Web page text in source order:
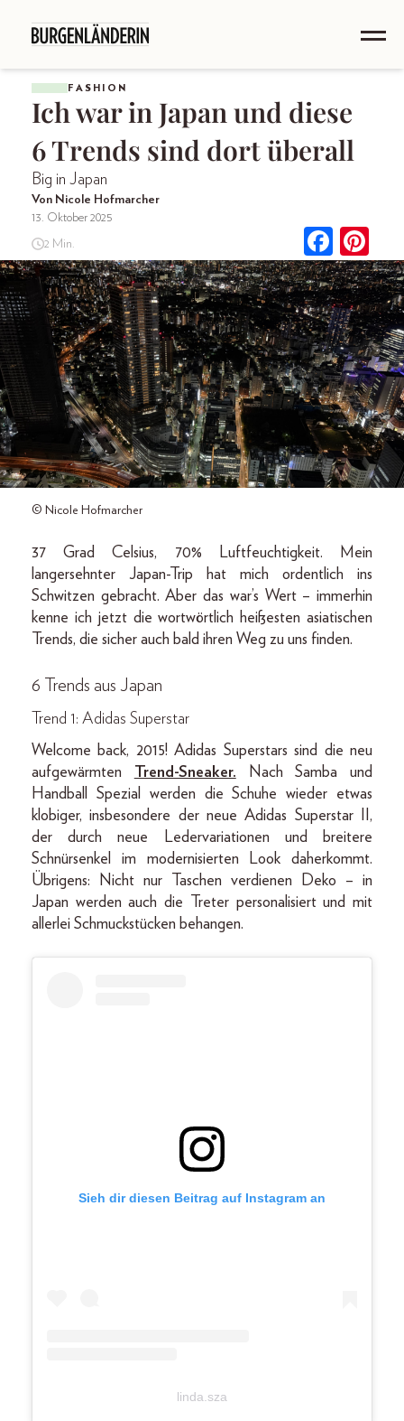
FASHION
Ich war in Japan und diese
6 Trends sind dort überall
Big in Japan
Von Nicole Hofmarcher
13. Oktober 2025
2 Min.
© Nicole Hofmarcher
37 Grad Celsius, 70% Luftfeuchtigkeit. Mein
langersehnter Japan-Trip hat mich ordentlich ins
Schwitzen gebracht. Aber das war’s Wert – immerhin
kenne ich jetzt die wortwörtlich heißesten asiatischen
Trends, die sicher auch bald ihren Weg zu uns finden.
6 Trends aus Japan
Trend 1: Adidas Superstar
Welcome back, 2015! Adidas Superstars sind die neu
aufgewärmten Trend-Sneaker. Nach Samba und
Handball Spezial werden die Schuhe wieder etwas
klobiger, insbesondere der neue Adidas Superstar II,
der durch neue Ledervariationen und breitere
Schnürsenkel im modernisierten Look daherkommt.
Übrigens: Nicht nur Taschen verdienen Deko – in
Japan werden auch die Treter personalisiert und mit
allerlei Schmuckstücken behangen.
Sieh dir diesen Beitrag auf Instagram an
linda.sza